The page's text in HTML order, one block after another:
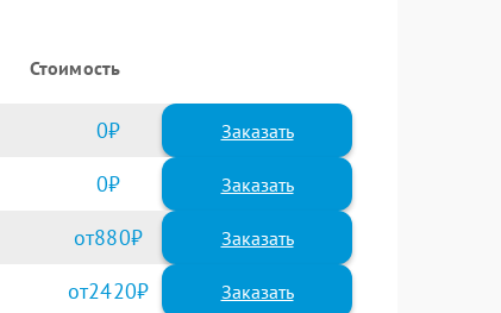
Стоимость
0 Заказать
0 Заказать
880
2420